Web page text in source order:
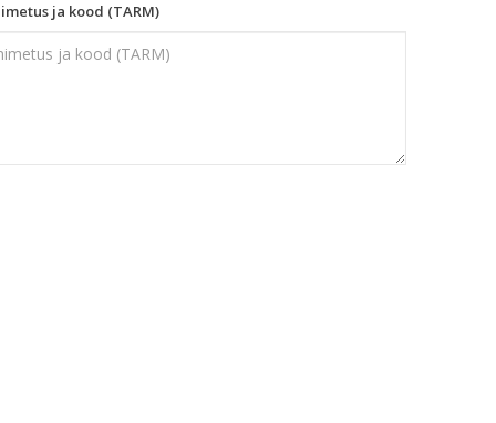
ja kood (TARM)